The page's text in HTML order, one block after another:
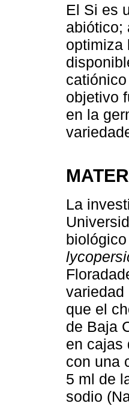
El Si es
abiótico;
optimiza
objetivo
en la
La
variedad
que el
de Baja
en cajas
con una
5 ml de
sodio